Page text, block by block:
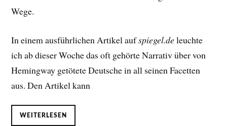
Wege.
In einem ausführlichen Artikel aufspiegel.deleuchte
ich ab dieser Woche das oft gehörte Narrativ über von
Hemingway getötete Deutsche in all seinen Facetten
aus. Den Artikel kann
WEITERLESEN